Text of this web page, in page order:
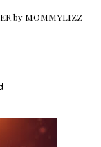
by MOMMYLIZZ